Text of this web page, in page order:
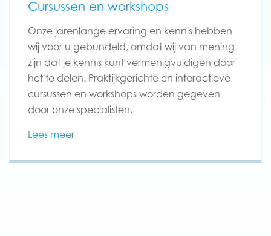
Cursussen en workshops
Onze jarenlange ervaring en kennis hebben
wij voor u gebundeld, omdat wij van mening
zijn dat je kennis kunt vermenigvuldigen door
het te delen. Praktijkgerichte en interactieve
cursussen en workshops worden gegeven
door onze specialisten.
Lees meer